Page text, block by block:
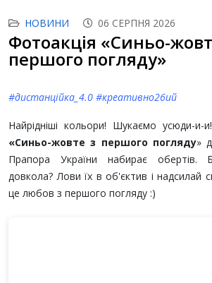
НОВИНИ 06 СЕРПНЯ 2026
Фотоакція «Синьо-
першого погляду»
#дистанційка_4.0 #креативно26ий
Найрідніші кольори! Шукаємо усюди-и-
«Синьо-жовте з першого погляду»
Прапора України набирає обертів.
довкола? Лови їх в об'єктив і надсилай
це любов з першого погляду :)